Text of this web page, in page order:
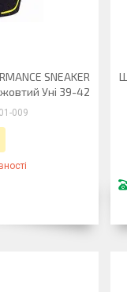
SNEAKER
Уні 39-42
009